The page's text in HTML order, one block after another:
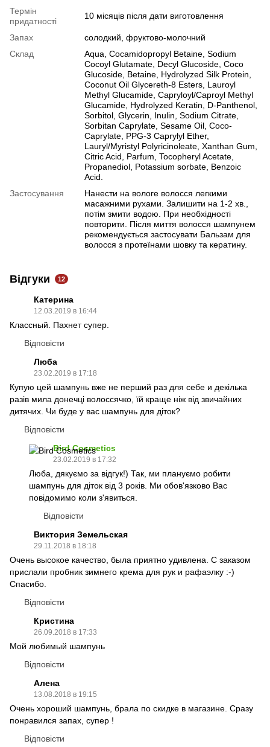
Термін
придатності
10 місяців після дати виготовлення
Запах
солодкий, фруктово-молочний
Склад
Aqua, Cocamidopropyl Betaine, Sodium
Cocoyl Glutamate, Decyl Glucoside, Coco
Glucoside, Betaine, Hydrolyzed Silk Protein,
Coconut Oil Glycereth-8 Esters, Lauroyl
Methyl Glucamide, Capryloyl/Caproyl Methyl
Glucamide, Hydrolyzed Keratin, D-Panthenol,
Sorbitol, Glycerin, Inulin, Sodium Citrate,
Sorbitan Caprylate, Sesame Oil, Coco-
Caprylate, PPG-3 Caprylyl Ether,
Lauryl/Myristyl Polyricinoleate, Xanthan Gum,
Citric Acid, Parfum, Tocopheryl Acetate,
Propanediol, Potassium sorbate, Benzoic
Acid.
Застосування
Нанести на вологе волосся легкими
масажними рухами. Залишити на 1-2 хв.,
потім змити водою. При необхідності
повторити. Після миття волосся шампунем
рекомендується застосувати Бальзам для
волосся з протеїнами шовку та кератину.
Відгуки 12
Катерина
12.03.2019 в 16:44
Классный. Пахнет супер.
Відповісти
Люба
23.02.2019 в 17:18
Купую цей шампунь вже не перший раз для себе и декілька
разів мила донечці волоссячко, їй краще ніж від звичайних
дитячих. Чи буде у вас шампунь для діток?
Відповісти
Bird Cosmetics
23.02.2019 в 17:32
Люба, дякуємо за відгук!) Так, ми плануємо робити
шампунь для діток від 3 років. Ми обов'язково Вас
повідомимо коли з'явиться.
Відповісти
Виктория Земельская
29.11.2018 в 18:18
Очень высокое качество, была приятно удивлена. С заказом
прислали пробник зимнего крема для рук и рафаэлку :-)
Спасибо.
Відповісти
Кристина
26.09.2018 в 17:33
Мой любимый шампунь
Відповісти
Алена
13.08.2018 в 19:15
Очень хороший шампунь, брала по скидке в магазине. Сразу
понравился запах, супер !
Відповісти